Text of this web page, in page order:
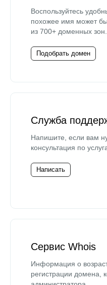
Воспользуйтесь
похожее имя может
из 700+ доменных зон.
Подобрать домен
Служба
Напишите, если вам
консультация по
Написать
Сервис Whois
Информация о
регистрации домена,